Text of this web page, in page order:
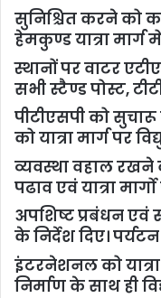
सुनिश्चित करने को
हेमकुण्ड यात्रा मार्ग
स्थानों पर वाटर
सभी स्टैण्ड पोस्ट,
पीटीएसपी को सुचारू
को यात्रा मार्ग पर
व्यवस्था वहाल रखने
पढाव एवं यात्रा
अपशिष्ट प्रबंधन
के निर्देश दिए।
इंटरनेशनल को
निर्माण के साथ ही